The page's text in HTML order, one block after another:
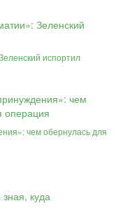
испортил
чем обернулась для